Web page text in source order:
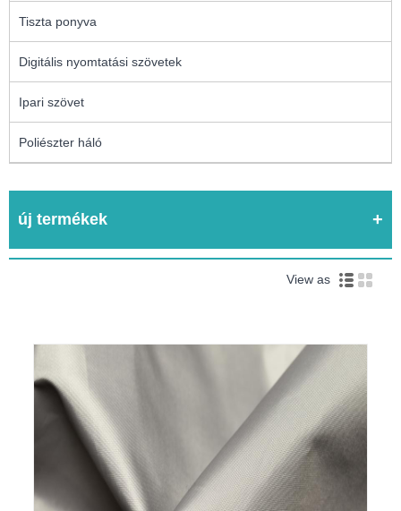
Tiszta ponyva
Digitális nyomtatási szövetek
Ipari szövet
Poliészter háló
új termékek
View as